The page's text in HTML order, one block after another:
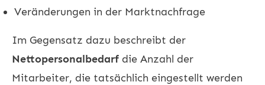
Veränderungen in der Marktnachfrage
Im Gegensatz dazu beschreibt der
Nettopersonalbedarf die Anzahl der
Mitarbeiter, die tatsächlich eingestellt werden